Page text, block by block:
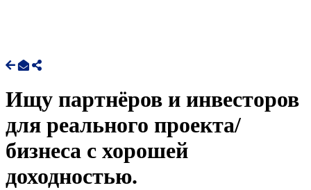
Ищу партнёров и инвесторов
для реального проекта/
бизнеса с хорошей
доходностью.